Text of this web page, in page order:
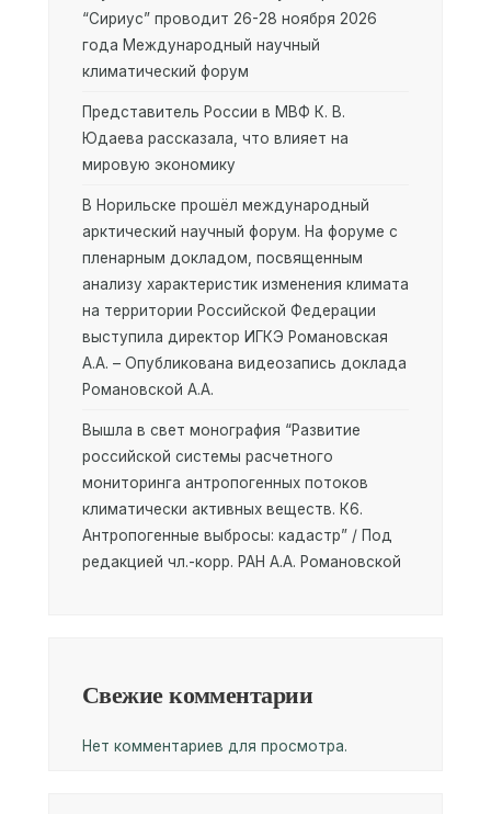
“Сириус” проводит 26-28 ноября 2026
года Международный научный
климатический форум
Представитель России в МВФ К. В.
Юдаева рассказала, что влияет на
мировую экономику
В Норильске прошёл международный
арктический научный форум. На форуме с
пленарным докладом, посвященным
анализу характеристик изменения климата
на территории Российской Федерации
выступила директор ИГКЭ Романовская
А.А. – Опубликована видеозапись доклада
Романовской А.А.
Вышла в свет монография “Развитие
российской системы расчетного
мониторинга антропогенных потоков
климатически активных веществ. К6.
Антропогенные выбросы: кадастр” / Под
редакцией чл.-корр. РАН А.А. Романовской
Свежие комментарии
Нет комментариев для просмотра.